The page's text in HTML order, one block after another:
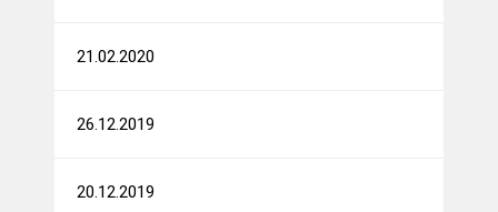
21.02.2020
26.12.2019
20.12.2019